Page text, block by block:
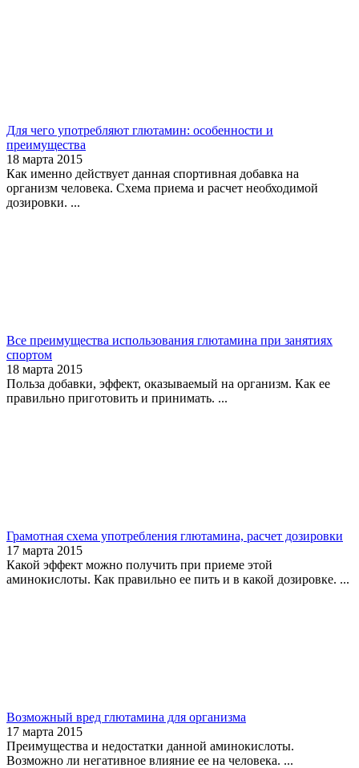
Для чего употребляют глютамин: особенности и
преимущества
18 марта 2015
Как именно действует данная спортивная добавка на
организм человека. Схема приема и расчет необходимой
дозировки. ...
Все преимущества использования глютамина при занятиях
спортом
18 марта 2015
Польза добавки, эффект, оказываемый на организм. Как ее
правильно приготовить и принимать. ...
Грамотная схема употребления глютамина, расчет дозировки
17 марта 2015
Какой эффект можно получить при приеме этой
аминокислоты. Как правильно ее пить и в какой дозировке. ...
Возможный вред глютамина для организма
17 марта 2015
Преимущества и недостатки данной аминокислоты.
Возможно ли негативное влияние ее на человека. ...